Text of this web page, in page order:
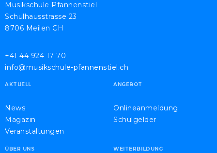
Musikschule Pfannenstiel
Schulhausstrasse 23
8706 Meilen CH
+41 44 924 17 70
info@musikschule-pfannenstiel.ch
AKTUELL
News
Magazin
Veranstaltungen
ANGEBOT
Onlineanmeldung
Schulgelder
ÜBER UNS WEITERBILDUNG